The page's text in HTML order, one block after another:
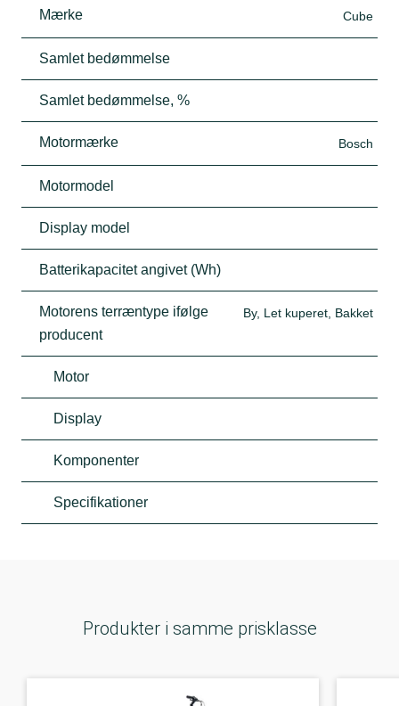
Mærke Cube
Samlet bedømmelse
Samlet bedømmelse, %
Motormærke Bosch
Motormodel
Display model
Batterikapacitet angivet (Wh)
Motorens terræntype ifølge
producent
By, Let kuperet, Bakket
Motor
Display
Komponenter
Specifikationer
Produkter i samme prisklasse